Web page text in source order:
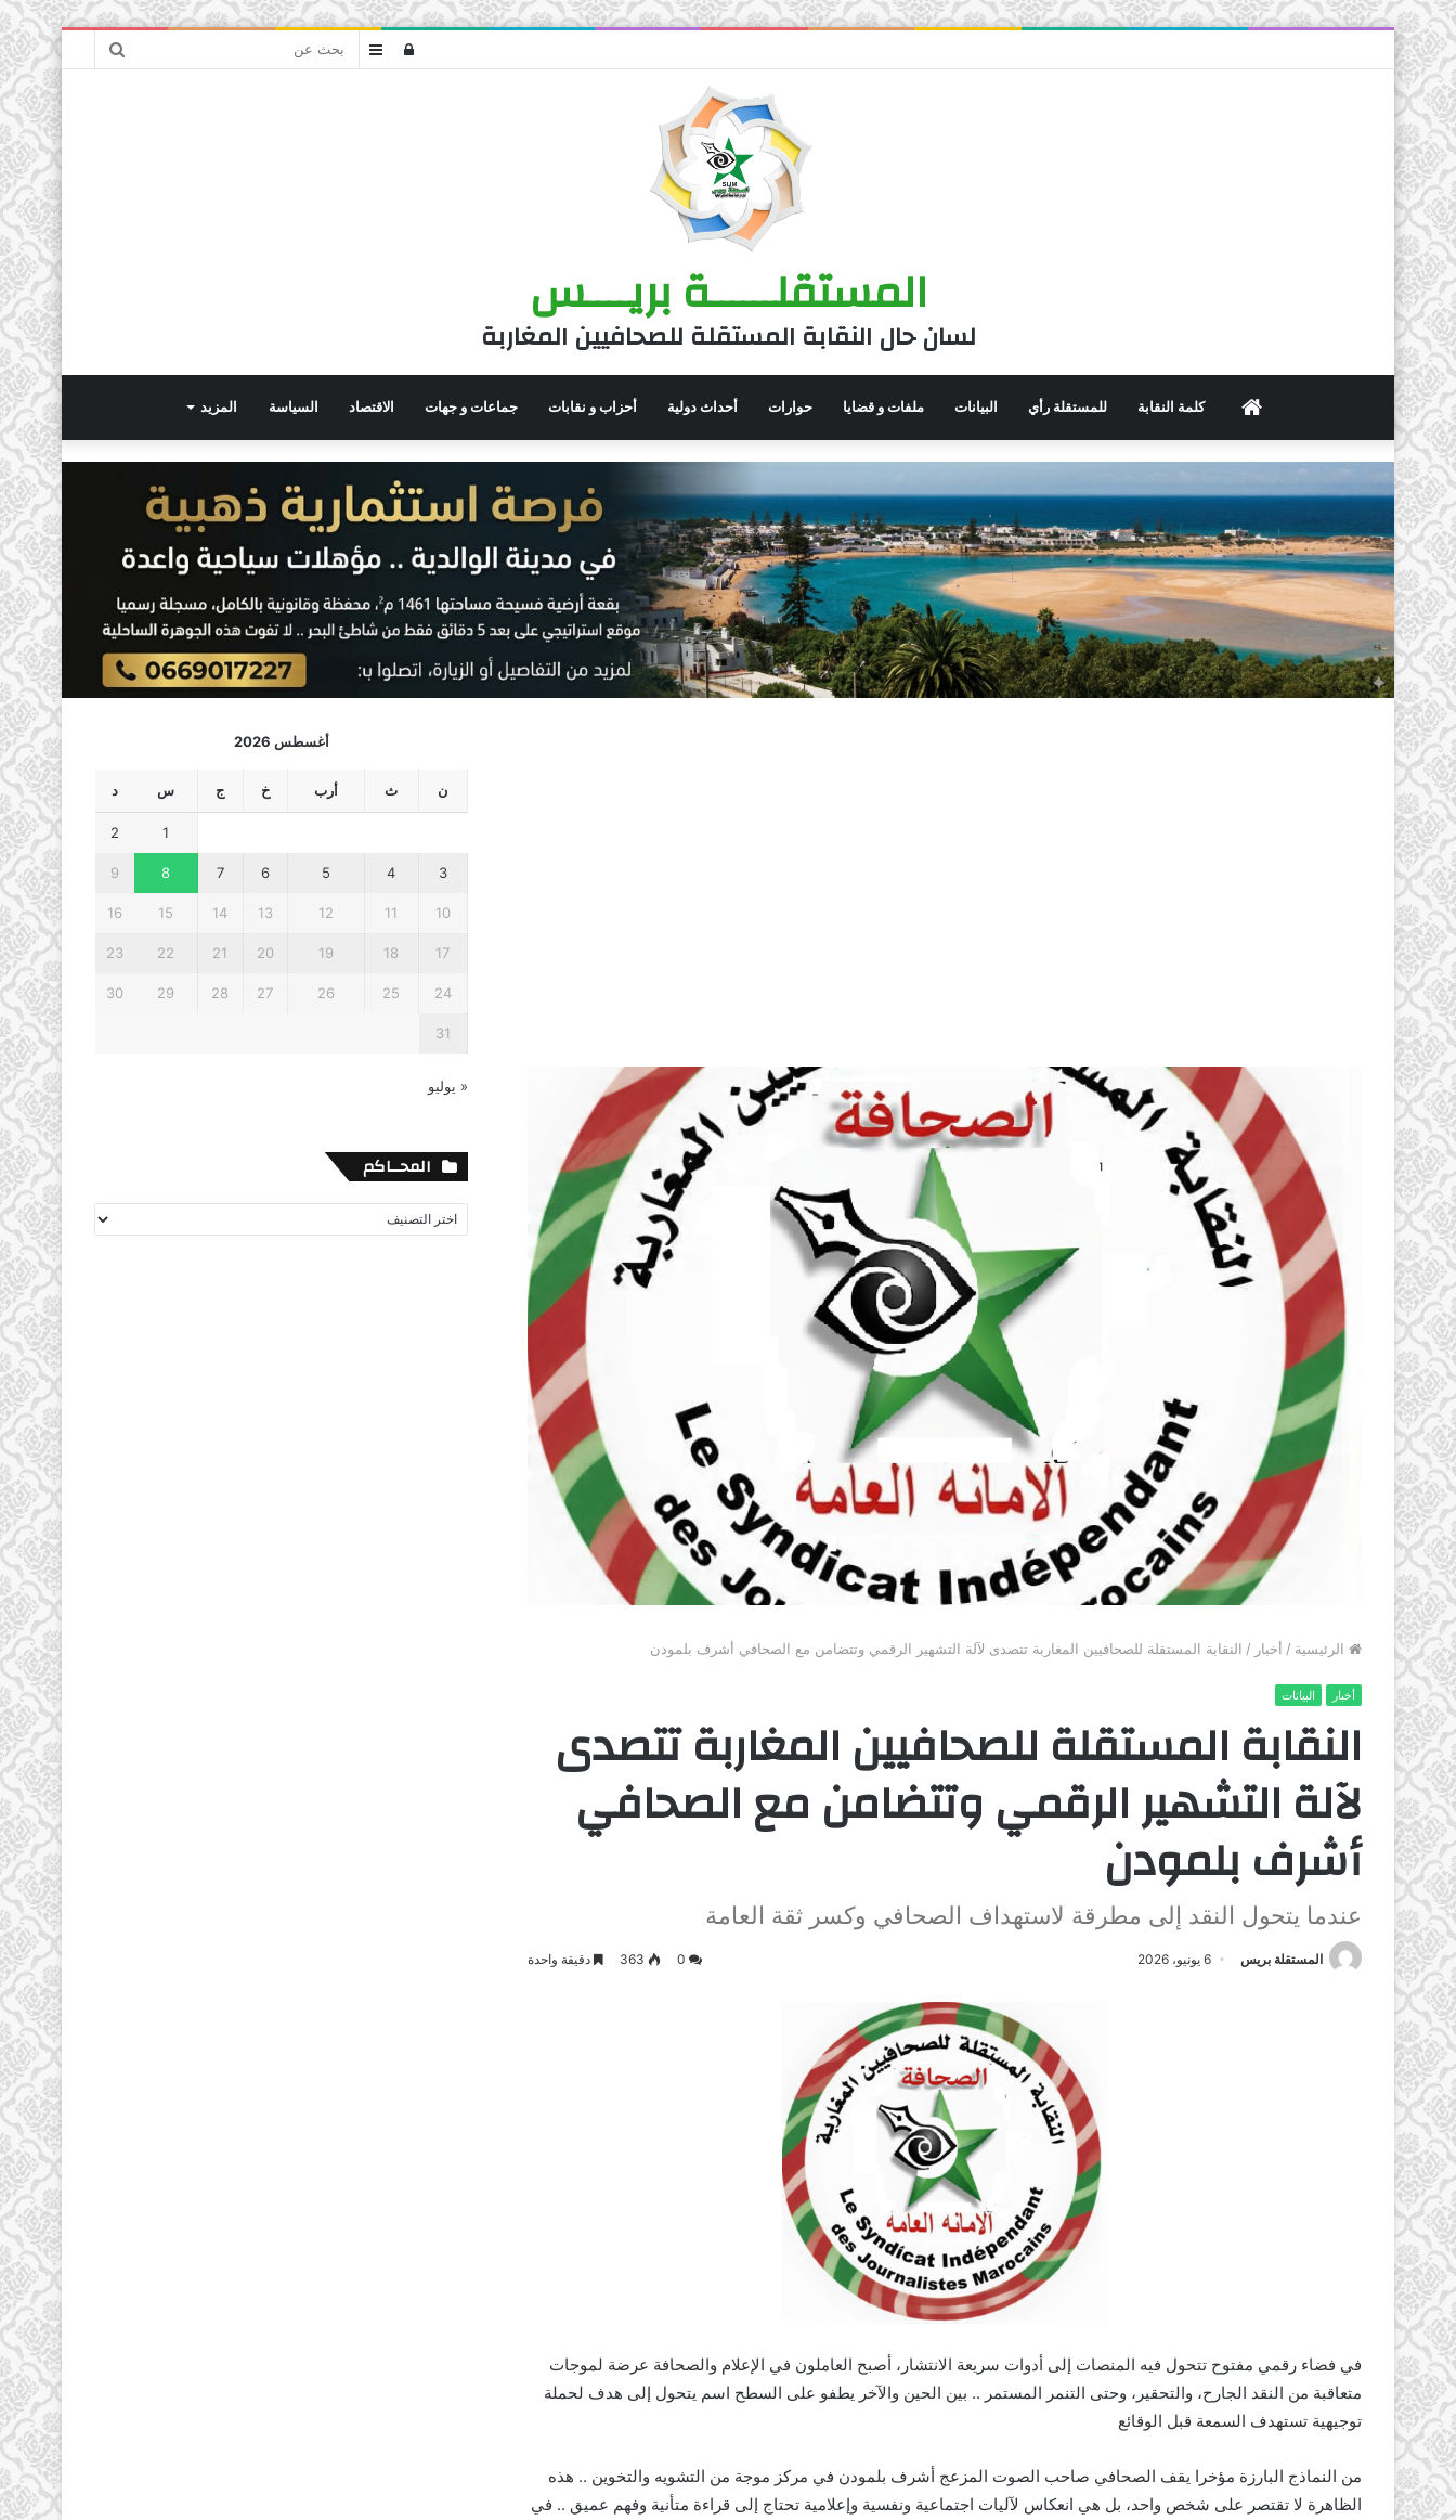
بحث
عمودتسجيل
المستقلــــــة بريــــس
لسان حال النقابة المستقلة للصحافيين المغاربة
الرئيسيةكلمة النقابة للمستقلة رأي البيانات ملفات و قضايا حوارات أحداث دولية أحزاب و نقابات جماعات و جهات الاقتصاد السياسة المزيد
الرئيسية / أخبار / النقابة المستقلة للصحافيين المغاربة تتصدى لآلة التشهير الرقمي وتتضامن مع الصحافي أشرف بلمودن
أخبار البيانات
النقابة المستقلة للصحافيين المغاربة تتصدى
لآلة التشهير الرقمي وتتضامن مع الصحافي
أشرف بلمودن
عندما يتحول النقد إلى مطرقة لاستهداف الصحافي وكسر ثقة العامة
المستقلة بريس 6 يونيو، 2026 0
363 دقيقة واحدة
في فضاء رقمي مفتوح تتحول فيه المنصات إلى أدوات سريعة الانتشار، أصبح العاملون في الإعلام والصحافة عرضة لموجات
متعاقبة من النقد الجارح، والتحقير، وحتى التنمر المستمر .. بين الحين والآخر يطفو على السطح اسم يتحول إلى هدف لحملة
توجيهية تستهدف السمعة قبل الوقائع
من النماذج البارزة مؤخرا يقف الصحافي صاحب الصوت المزعج أشرف بلمودن في مركز موجة من التشويه والتخوين .. هذه
الظاهرة لا تقتصر على شخص واحد، بل هي انعكاس لآليات اجتماعية ونفسية وإعلامية تحتاج إلى قراءة متأنية وفهم عميق .. في
أغسطس 2026
ن ث أرب خ ج س د
1
2
3
4
5
6
7
8
9
10
11
12
13
14
15
16
17
18
19
20
21
22
23
24
25
26
27
28
29
30
31
« يوليو
المحــاكم
المحــاكم